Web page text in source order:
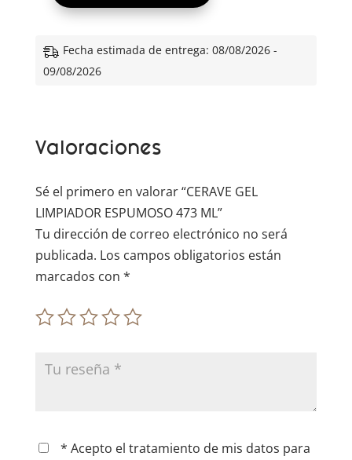
e
e
:
Fecha estimada de entrega: 08/08/2026 -
09/08/2026
Valoraciones
Sé el primero en valorar “CERAVE GEL
LIMPIADOR ESPUMOSO 473 ML”
Tu dirección de correo electrónico no será
publicada. Los campos obligatorios están
marcados con *
* Acepto el tratamiento de mis datos para